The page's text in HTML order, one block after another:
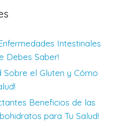
Intestinales
Debes Saber!
Sobre el Gluten y Cómo
Beneficios de las
para Tu Salud!